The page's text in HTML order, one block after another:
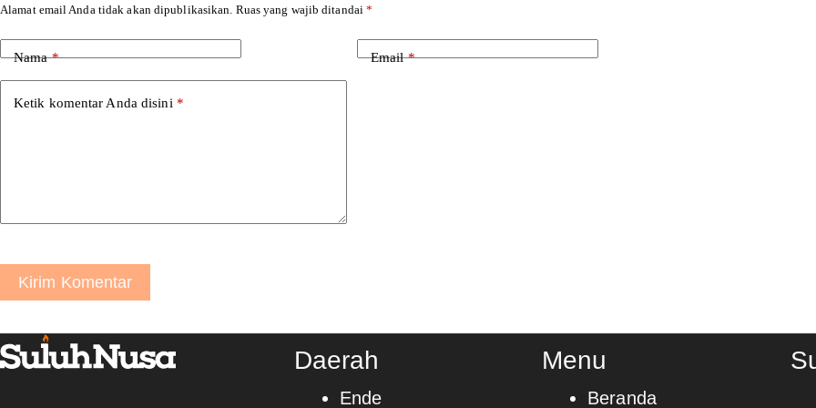
Alamat email Anda tidak akan dipublikasikan. Ruas yang wajib ditandai*
Nama* Email*
Ketik komentar Anda disini *
Kirim Komentar
Daerah
Ende
Menu
Beranda